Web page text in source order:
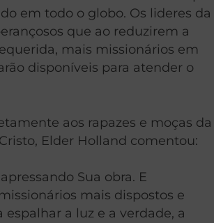
em todo o globo. Os lideres da
que ao reduzirem a
mais missionários em
disponíveis para atender o
aos rapazes e moças da
Elder Holland comentou:
Sua obra. E
mais dispostos e
espalhar a luz e a verdade, a